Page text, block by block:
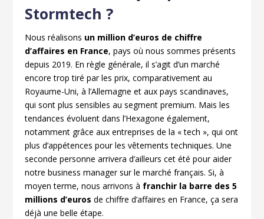
Stormtech ?
Nous réalisons un million d’euros de chiffre
d’affaires en France, pays où nous sommes présents
depuis 2019. En règle générale, il s’agit d’un marché
encore trop tiré par les prix, comparativement au
Royaume-Uni, à l’Allemagne et aux pays scandinaves,
qui sont plus sensibles au segment premium. Mais les
tendances évoluent dans l’Hexagone également,
notamment grâce aux entreprises de la « tech », qui ont
plus d’appétences pour les vêtements techniques. Une
seconde personne arrivera d’ailleurs cet été pour aider
notre business manager sur le marché français. Si, à
moyen terme, nous arrivons à franchir la barre des 5
millions d’euros de chiffre d’affaires en France, ça sera
déjà une belle étape.